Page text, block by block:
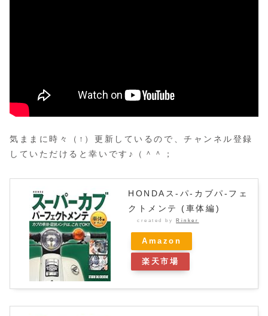
気ままに時々（↑）更新しているので、チャンネル登録
していただけると幸いです♪（＾＾；
HONDAス-パ-カブパ-フェ
クトメンテ (車体編)
created byRinker
Amazon
楽天市場